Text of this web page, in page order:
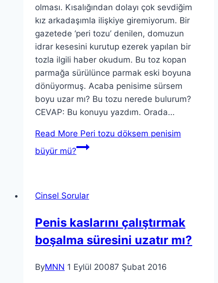
olması. Kısalığından dolayı çok sevdiğim
kız arkadaşımla ilişkiye giremiyorum. Bir
gazetede ‘peri tozu’ denilen, domuzun
idrar kesesini kurutup ezerek yapılan bir
tozla ilgili haber okudum. Bu toz kopan
parmağa sürülünce parmak eski boyuna
dönüyormuş. Acaba penisime sürsem
boyu uzar mı? Bu tozu nerede bulurum?
CEVAP: Bu konuyu yazdım. Orada…
Read More Peri tozu döksem penisim
büyür mü?
Cinsel Sorular
Penis kaslarını çalıştırmak
boşalma süresini uzatır mı?
ByMNN 1 Eylül 20087 Şubat 2016